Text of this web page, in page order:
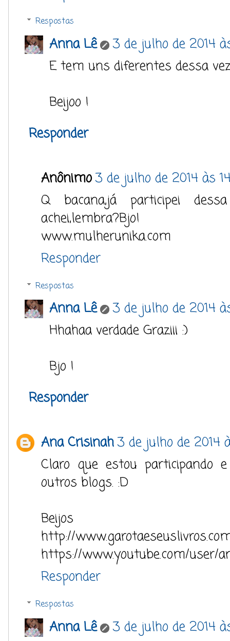
Respostas
Anna Lê
3 de julho de 2014
E tem uns diferentes dessa
Beijoo !
Responder
Anônimo3 de julho de 2014 às
Q bacana,já participei
achei,lembra?Bjo!
www.mulherunika.com
Responder
Respostas
Anna Lê
3 de julho de 2014
Hhahaa verdade Graziii :)
Bjo !
Responder
Ana Crisinah3 de julho de 2014
Claro que estou participando
outros blogs. :D
Beijos
http://
https://www.youtube.com/user/
Responder
Respostas
Anna Lê
3 de julho de 2014